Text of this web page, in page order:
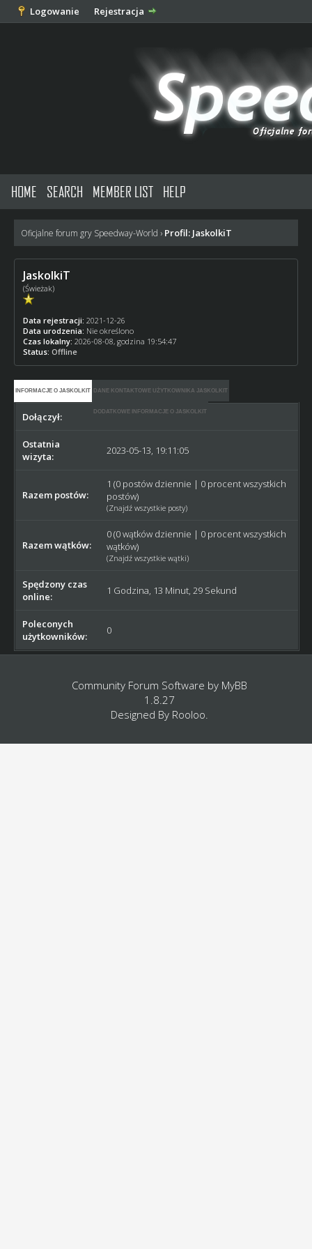
Logowanie Rejestracja
HOME SEARCH MEMBER LIST HELP
Oficjalne forum gry Speedway-World › Profil: JaskolkiT
JaskolkiT
(Świeżak)
Data rejestracji: 2021-12-26
Data urodzenia: Nie określono
Czas lokalny: 2026-08-08, godzina 19:54:47
Status: Offline
INFORMACJE O JASKOLKIT DANE KONTAKTOWE UŻYTKOWNIKA JASKOLKIT
DODATKOWE INFORMACJE O JASKOLKIT
Dołączył: 2021-12-26
Ostatnia
wizyta:
2023-05-13, 19:11:05
Razem postów:
1 (0 postów dziennie | 0 procent wszystkich
postów)
(Znajdź wszystkie posty)
Razem wątków:
0 (0 wątków dziennie | 0 procent wszystkich
wątków)
(Znajdź wszystkie wątki)
Spędzony czas
online:
1 Godzina, 13 Minut, 29 Sekund
Poleconych
użytkowników:
0
Community Forum Software by MyBB
1.8.27
Designed By Rooloo.